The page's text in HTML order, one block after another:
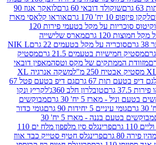
דובאי 60 גרם
לואקר אגוז 90
אוראו קלאסי מארז
לוקיטוס סוכריות על מקל בטעמי פירות 120
מארס שלישייה
על מקל בטעמים 22 גרם
NIK L
בטעמים 21.5 גרם
מסטיק
של מקס וטסהמאפין דובאי
משקה אנרגיה XL
67 גרם
גם דיפ בטעם פטל 67
טובלרון חלב 360ג'
לקריץ ונקו
5 יח' 30 גרם
מבוקשים
5 יחידות 90 גרם
גומי כדור
מבוקשים בטעם בננה - מארז 5 יח' 30
פרינגלס סין מלפפון מלח ים 110
פרינגלס חטיף סטייק כבד אווז